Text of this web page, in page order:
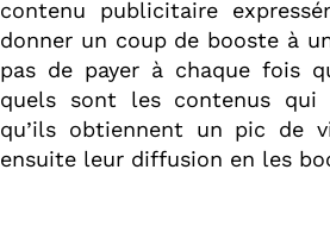
contenu publicitaire
donner un coup de booste à
pas de payer à chaque fois
quels sont les contenus qui
qu’ils obtiennent un pic de
ensuite leur diffusion en les